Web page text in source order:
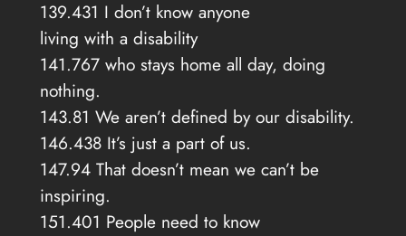
139.431 I don’t know anyone
living with a disability
141.767 who stays home all day, doing
nothing.
143.81 We aren’t defined by our disability.
146.438 It’s just a part of us.
147.94 That doesn’t mean we can’t be
inspiring.
151.401 People need to know